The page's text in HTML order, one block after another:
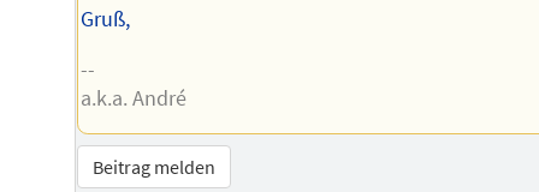
Gruß,
--
a.k.a. André
Beitrag melden